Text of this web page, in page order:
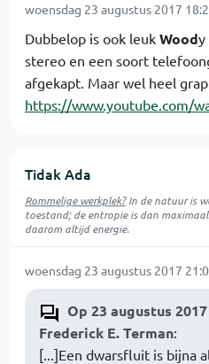
woensdag 23 augustus 2017
Dubbelop is ook leuk Woody
stereo en een soort
afgekapt. Maar wel heel
https://www.youtube.com/
Tidak Ada
Rommelige werkplek?In de natuur is
toestand; de entropie is dan
daarom altijd energie.
woensdag 23 augustus 2017
Op 23 augustus
Frederick E. Terman:
[...]Een dwarsfluit is bijna